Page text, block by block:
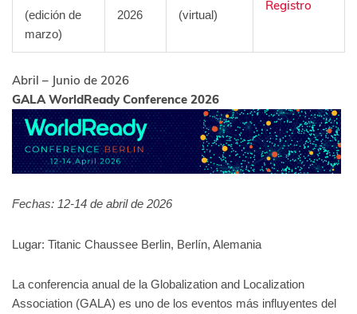
(edición de
marzo)
2026
(virtual)
Registro
Abril – Junio de 2026
GALA WorldReady Conference 2026
Fechas: 12-14 de abril de 2026
Lugar: Titanic Chaussee Berlin, Berlín, Alemania
La conferencia anual de la Globalization and Localization
Association (GALA) es uno de los eventos más influyentes del